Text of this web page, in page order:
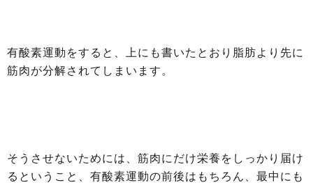
有酸素運動をすると、上にも書いたとおり脂肪より先に
筋肉が分解されてしまいます。
そうさせないためには、筋肉にだけ栄養をしっかり届け
るということ、有酸素運動の前後はもちろん、最中にも